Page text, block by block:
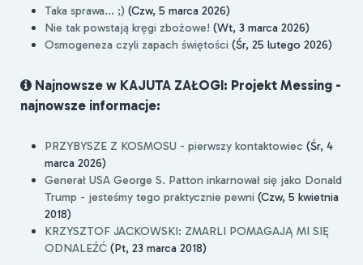
Taka sprawa... ;) (Czw, 5 marca 2026)
Nie tak powstają kręgi zbożowe! (Wt, 3 marca 2026)
Osmogeneza czyli zapach świętości (Śr, 25 lutego 2026)
Najnowsze w KAJUTA ZAŁOGI: Projekt Messing -
najnowsze informacje:
PRZYBYSZE Z KOSMOSU - pierwszy kontaktowiec (Śr, 4
marca 2026)
Generał USA George S. Patton inkarnował się jako Donald
Trump - jesteśmy tego praktycznie pewni (Czw, 5 kwietnia
2018)
KRZYSZTOF JACKOWSKI: ZMARLI POMAGAJĄ MI SIĘ
ODNALEŹĆ (Pt, 23 marca 2018)